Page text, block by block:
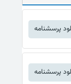
پرسشنامه
پرسشنامه